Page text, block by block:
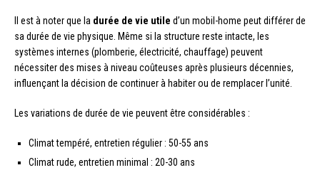
Il est à noter que la durée de vie utile d’un mobil-home peut différer de
sa durée de vie physique. Même si la structure reste intacte, les
systèmes internes (plomberie, électricité, chauffage) peuvent
nécessiter des mises à niveau coûteuses après plusieurs décennies,
influençant la décision de continuer à habiter ou de remplacer l’unité.
Les variations de durée de vie peuvent être considérables :
Climat tempéré, entretien régulier : 50-55 ans
Climat rude, entretien minimal : 20-30 ans